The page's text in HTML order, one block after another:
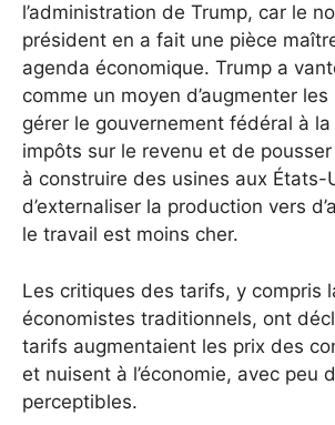
l’administration de Trump, car le
président en a fait une pièce
agenda économique. Trump a
comme un moyen d’augmenter
gérer le gouvernement fédéral à
impôts sur le revenu et de
à construire des usines aux États-
d’externaliser la production vers
le travail est moins cher.
Les critiques des tarifs, y compris
économistes traditionnels, ont
tarifs augmentaient les prix des
et nuisent à l’économie, avec peu
perceptibles.